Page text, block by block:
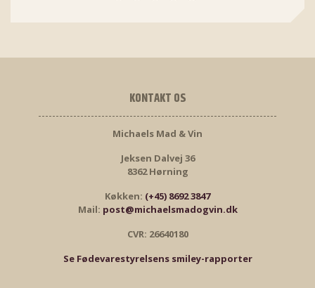
KONTAKT OS
Michaels Mad & Vin
Jeksen Dalvej 36
8362 Hørning
Køkken: (+45) 8692 3847
Mail: post@michaelsmadogvin.dk
CVR: 26640180
Se Fødevarestyrelsens smiley-rapporter